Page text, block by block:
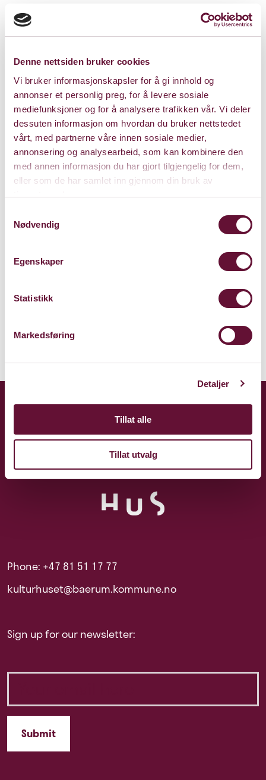
Denne nettsiden bruker cookies
Vi bruker informasjonskapsler for å gi innhold og
annonser et personlig preg, for å levere sosiale
mediefunksjoner og for å analysere trafikken vår. Vi deler
dessuten informasjon om hvordan du bruker nettstedet
vårt, med partnerne våre innen sosiale medier,
annonsering og analysearbeid, som kan kombinere den
med annen informasjon du har gjort tilgjengelig for dem,
eller som de har samlet inn gjennom din bruk av
tjenestene deres.
Nødvendig
Egenskaper
Statistikk
Markedsføring
Detaljer
Tillat alle
Tillat utvalg
1338 Sandvika
Kart
Phone: +47 81 51 17 77
kulturhuset@baerum.kommune.no
Sign up for our newsletter: